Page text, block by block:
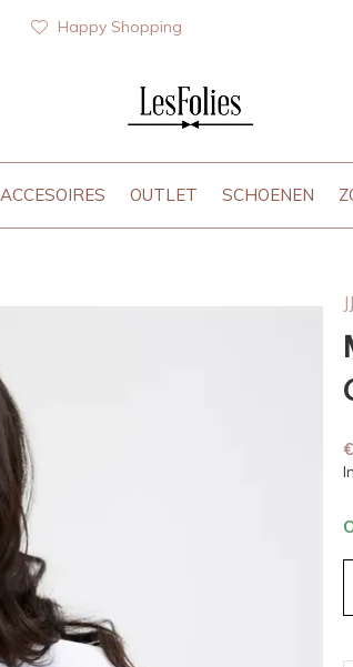
ACCESOIRES OUTLET SCHOENEN
Happy Shopping